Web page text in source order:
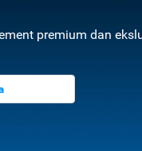
premium dan